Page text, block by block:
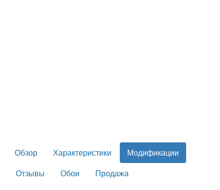
Обзор Характеристики
Модификации
Отзывы
Обои Продажа